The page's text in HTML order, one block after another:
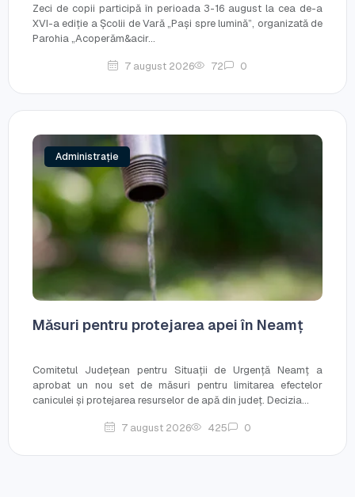
Zeci de copii participă în perioada 3-16 august la cea de-a
XVI-a ediție a Școlii de Vară „Pași spre lumină”, organizată de
Parohia „Acoperăm&acir...
7 august 2026 72 0
Administrație
Măsuri pentru protejarea apei în Neamț
Comitetul Județean pentru Situații de Urgență Neamț a
aprobat un nou set de măsuri pentru limitarea efectelor
caniculei și protejarea resurselor de apă din județ. Decizia...
7 august 2026 425 0